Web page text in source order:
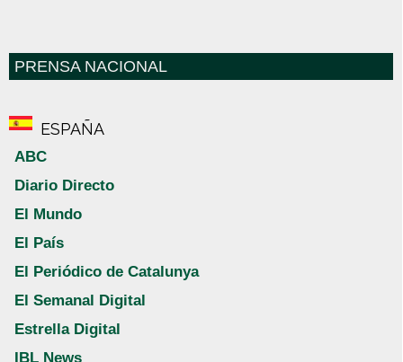
PRENSA NACIONAL
ESPAÑA
ABC
Diario Directo
El Mundo
El País
El Periódico de Catalunya
El Semanal Digital
Estrella Digital
IBL News